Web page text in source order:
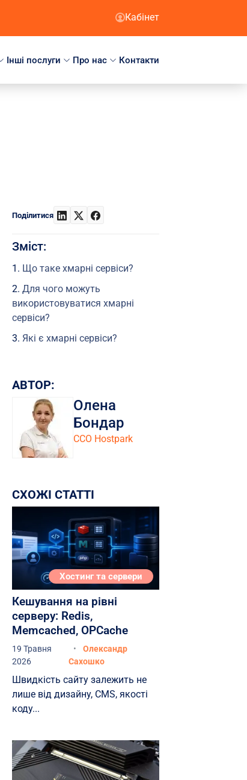
Кабінет
Інші послуги Про нас Контакти
Поділитися
Зміст:
Що таке хмарні сервіси?
Для чого можуть
використовуватися хмарні
сервіси?
Які є хмарні сервіси?
Storage)
Обчислювальні ресурси
(Compute Resources)
Платформа як послуга
Інфраструктура як послуга
(IaaS)
Хмарні бази даних (Cloud
Databases)
На яких гаджетах можна
використовувати хмарні
сервіси?
АВТОР:
Олена
Бондар
CCO Hostpark
СХОЖІ СТАТТІ
Хостинг та сервери
Кешування на рівні
серверу: Redis,
Memcached, OPCache
19 Травня
2026
Олександр
Сахошко
Швидкість сайту залежить не
лише від дизайну, CMS, якості
коду...